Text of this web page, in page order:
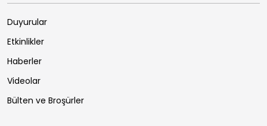
Duyurular
Etkinlikler
Haberler
Videolar
Bülten ve Broşürler